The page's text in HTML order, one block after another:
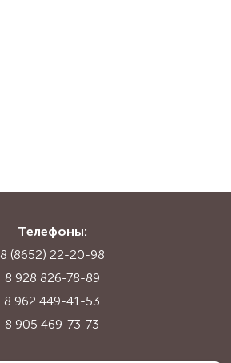
Телефоны:
8 (8652) 22-20-98
8 928 826-78-89
8 962 449-41-53
8 905 469-73-73